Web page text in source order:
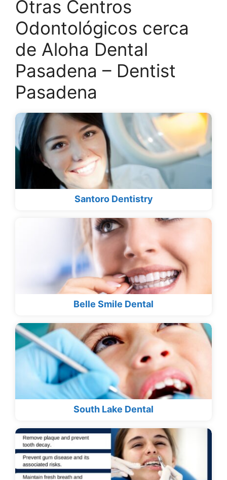
Otras Centros
Odontológicos cerca
de Aloha Dental
Pasadena – Dentist
Pasadena
Santoro Dentistry
Belle Smile Dental
South Lake Dental